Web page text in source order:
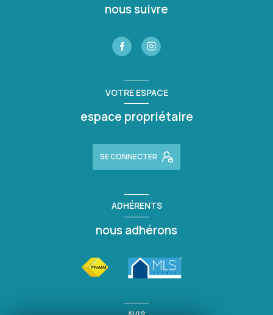
nous suivre
VOTRE ESPACE
espace propriétaire
SE CONNECTER
ADHÉRENTS
nous adhérons